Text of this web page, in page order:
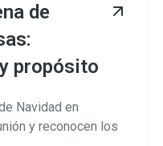
de
propósito
Navidad en
y reconocen los